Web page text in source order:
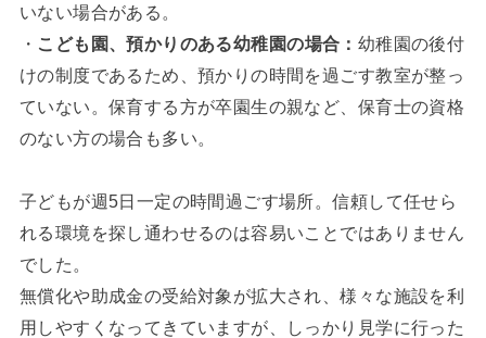
いない場合がある。
・ こども園、預かりのある幼稚園の場合： 幼稚園の後付
けの制度であるため、預かりの時間を過ごす教室が整っ
ていない。保育する方が卒園生の親など、保育士の資格
のない方の場合も多い。
子どもが週5日一定の時間過ごす場所。信頼して任せら
れる環境を探し通わせるのは容易いことではありません
でした。
無償化や助成金の受給対象が拡大され、様々な施設を利
用しやすくなってきていますが、しっかり見学に行った